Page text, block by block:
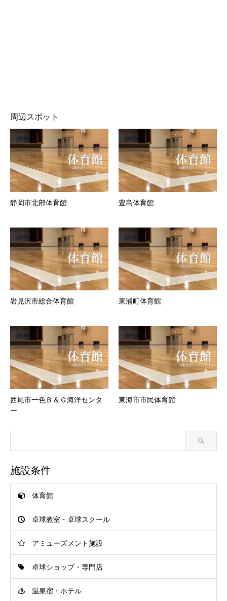
周辺スポット
静岡市北部体育館 豊島体育館
岩見沢市総合体育館 東浦町体育館
西尾市一色Ｂ＆Ｇ海洋センタ
ー
東海市市民体育館
施設条件
体育館
卓球教室・卓球スクール
アミューズメント施設
卓球ショップ・専門店
温泉宿・ホテル